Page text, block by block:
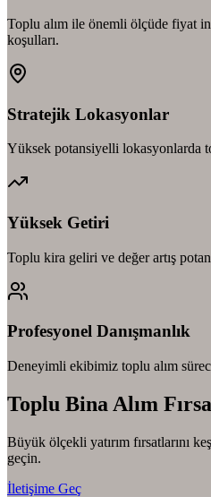
Toplu alım ile önemli ölçüde fiyat
koşulları.
Stratejik Lokasyonlar
Yüksek potansiyelli lokasyonlarda
Yüksek Getiri
Toplu kira geliri ve değer artış
Profesyonel Danışmanlık
Deneyimli ekibimiz toplu alım
Toplu Bina Alım
Büyük ölçekli yatırım fırsatlarını
geçin.
İletişime Geç